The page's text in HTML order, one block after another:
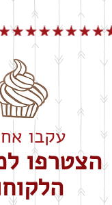
עקבו
הצטרפו